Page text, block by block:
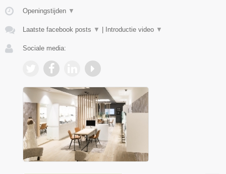
Openingstijden ▼
Laatste facebook posts ▼ Introductie video ▼
Sociale media: